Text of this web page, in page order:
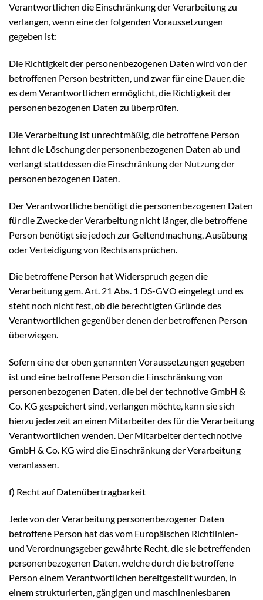
Verantwortlichen die Einschränkung der Verarbeitung zu
verlangen, wenn eine der folgenden Voraussetzungen
gegeben ist:
Die Richtigkeit der personenbezogenen Daten wird von der
betroffenen Person bestritten, und zwar für eine Dauer, die
es dem Verantwortlichen ermöglicht, die Richtigkeit der
personenbezogenen Daten zu überprüfen.
Die Verarbeitung ist unrechtmäßig, die betroffene Person
lehnt die Löschung der personenbezogenen Daten ab und
verlangt stattdessen die Einschränkung der Nutzung der
personenbezogenen Daten.
Der Verantwortliche benötigt die personenbezogenen Daten
für die Zwecke der Verarbeitung nicht länger, die betroffene
Person benötigt sie jedoch zur Geltendmachung, Ausübung
oder Verteidigung von Rechtsansprüchen.
Die betroffene Person hat Widerspruch gegen die
Verarbeitung gem. Art. 21 Abs. 1 DS-GVO eingelegt und es
steht noch nicht fest, ob die berechtigten Gründe des
Verantwortlichen gegenüber denen der betroffenen Person
überwiegen.
Sofern eine der oben genannten Voraussetzungen gegeben
ist und eine betroffene Person die Einschränkung von
personenbezogenen Daten, die bei der technotive GmbH &
Co. KG gespeichert sind, verlangen möchte, kann sie sich
hierzu jederzeit an einen Mitarbeiter des für die Verarbeitung
Verantwortlichen wenden. Der Mitarbeiter der technotive
GmbH & Co. KG wird die Einschränkung der Verarbeitung
veranlassen.
f) Recht auf Datenübertragbarkeit
Jede von der Verarbeitung personenbezogener Daten
betroffene Person hat das vom Europäischen Richtlinien-
und Verordnungsgeber gewährte Recht, die sie betreffenden
personenbezogenen Daten, welche durch die betroffene
Person einem Verantwortlichen bereitgestellt wurden, in
einem strukturierten, gängigen und maschinenlesbaren